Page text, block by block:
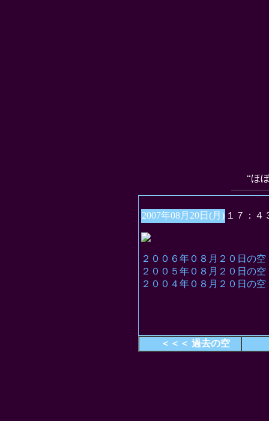
“ほ
2007年08月20日(月) １７：４
２００６年０８月２０日の空
２００５年０８月２０日の空
２００４年０８月２０日の空
＜＜＜ 過去の空